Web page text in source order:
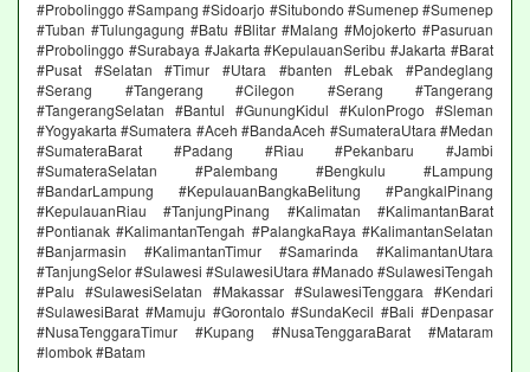
#Probolinggo #Sampang #Sidoarjo #Situbondo #Sumenep #Sumenep
#Tuban #Tulungagung #Batu #Blitar #Malang #Mojokerto #Pasuruan
#Probolinggo #Surabaya #Jakarta #KepulauanSeribu #Jakarta #Barat
#Pusat #Selatan #Timur #Utara #banten #Lebak #Pandeglang
#Serang #Tangerang #Cilegon #Serang #Tangerang
#TangerangSelatan #Bantul #GunungKidul #KulonProgo #Sleman
#Yogyakarta #Sumatera #Aceh #BandaAceh #SumateraUtara #Medan
#SumateraBarat #Padang #Riau #Pekanbaru #Jambi
#SumateraSelatan #Palembang #Bengkulu #Lampung
#BandarLampung #KepulauanBangkaBelitung #PangkalPinang
#KepulauanRiau #TanjungPinang #Kalimatan #KalimantanBarat
#Pontianak #KalimantanTengah #PalangkaRaya #KalimantanSelatan
#Banjarmasin #KalimantanTimur #Samarinda #KalimantanUtara
#TanjungSelor #Sulawesi #SulawesiUtara #Manado #SulawesiTengah
#Palu #SulawesiSelatan #Makassar #SulawesiTenggara #Kendari
#SulawesiBarat #Mamuju #Gorontalo #SundaKecil #Bali #Denpasar
#NusaTenggaraTimur #Kupang #NusaTenggaraBarat #Mataram
#lombok #Batam